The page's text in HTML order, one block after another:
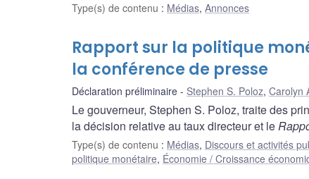
Type(s) de contenu : Médias, Annonces
Rapport sur la politique
la conférence de presse
Déclaration préliminaire Stephen S. Poloz, Carolyn
Le gouverneur, Stephen S. Poloz, traite des
la décision relative au taux directeur et le
Type(s) de contenu : Médias, Discours et activités
politique monétaire, Économie / Croissance